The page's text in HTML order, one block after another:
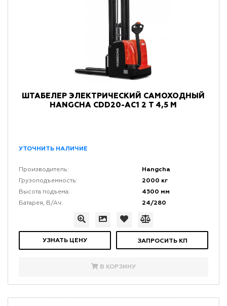
ШТАБЕЛЕР ЭЛЕКТРИЧЕСКИЙ САМОХОДНЫЙ
HANGCHA CDD20-АC1 2 Т 4,5 М
УТОЧНИТЬ НАЛИЧИЕ
Производитель: Hangcha
Грузоподъемность: 2000 кг
Высота подъема: 4500 мм
Батарея, В/Ач: 24/280
УЗНАТЬ ЦЕНУ ЗАПРОСИТЬ КП
В КОРЗИНУ